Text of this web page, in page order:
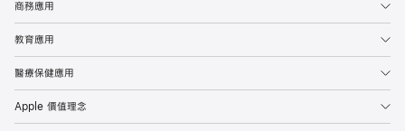
商務應用
教育應用
醫療保健應用
Apple 價值理念